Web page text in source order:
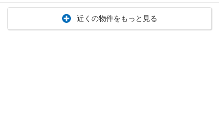
近くの物件をもっと見る